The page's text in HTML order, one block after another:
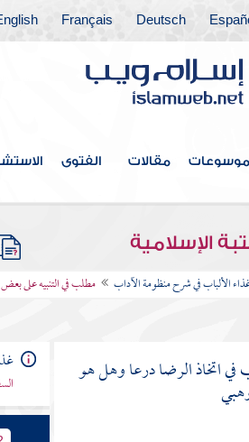
Deutsch
Français
موسوعات مقالات الفتوى
الإسلامية
الألباب في شرح منظومة الآداب مطلب في التنبيه على
النهي عن طلب العلم
النية فيه لله تعالى
الحث على العمل بالعلم
بيان فضيلة الصبر مطلب
التنبيه على بعض مناقب
اتخاذ الرضا درعا وهل هو